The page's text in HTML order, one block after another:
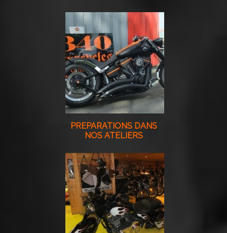
PREPARATIONS DANS
NOS ATELIERS